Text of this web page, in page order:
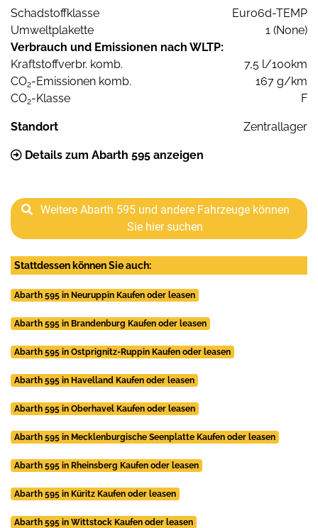
Schadstoffklasse
Euro6d-TEMP
Umweltplakette
1 (None)
Verbrauch und Emissionen nach WLTP:
Kraftstoffverbr. komb.
7,5 l/100km
CO2-Emissionen komb.
167 g/km
CO2-Klasse F
Standort Zentrallager
Details zum Abarth 595 anzeigen
Weitere Abarth 595 und andere Fahrzeuge können
Sie hier suchen
Stattdessen können Sie auch:
Abarth 595 in Neuruppin Kaufen oder leasen
Abarth 595 in Brandenburg Kaufen oder leasen
Abarth 595 in Ostprignitz-Ruppin Kaufen oder leasen
Abarth 595 in Havelland Kaufen oder leasen
Abarth 595 in Oberhavel Kaufen oder leasen
Abarth 595 in Mecklenburgische Seenplatte Kaufen oder leasen
Abarth 595 in Rheinsberg Kaufen oder leasen
Abarth 595 in Küritz Kaufen oder leasen
Abarth 595 in Wittstock Kaufen oder leasen